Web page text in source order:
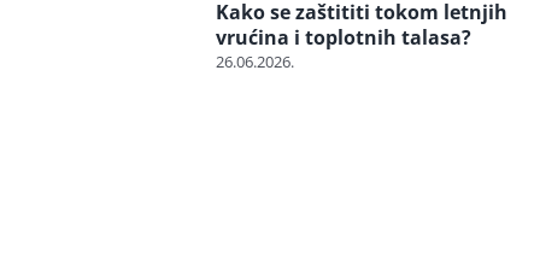
Kako se zaštititi tokom letnjih
vrućina i toplotnih talasa?
26.06.2026.